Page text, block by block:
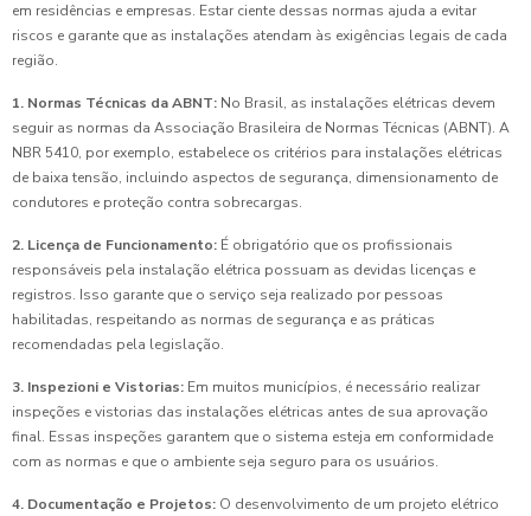
em residências e empresas. Estar ciente dessas normas ajuda a evitar
riscos e garante que as instalações atendam às exigências legais de cada
região.
1. Normas Técnicas da ABNT: No Brasil, as instalações elétricas devem
seguir as normas da Associação Brasileira de Normas Técnicas (ABNT). A
NBR 5410, por exemplo, estabelece os critérios para instalações elétricas
de baixa tensão, incluindo aspectos de segurança, dimensionamento de
condutores e proteção contra sobrecargas.
2. Licença de Funcionamento: É obrigatório que os profissionais
responsáveis pela instalação elétrica possuam as devidas licenças e
registros. Isso garante que o serviço seja realizado por pessoas
habilitadas, respeitando as normas de segurança e as práticas
recomendadas pela legislação.
3. Inspezioni e Vistorias: Em muitos municípios, é necessário realizar
inspeções e vistorias das instalações elétricas antes de sua aprovação
final. Essas inspeções garantem que o sistema esteja em conformidade
com as normas e que o ambiente seja seguro para os usuários.
4. Documentação e Projetos: O desenvolvimento de um projeto elétrico